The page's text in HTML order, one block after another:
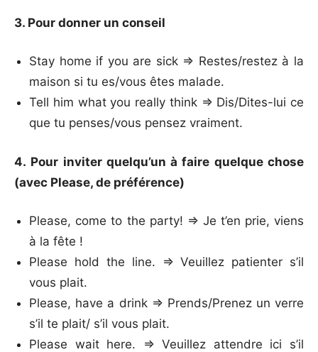
3. Pour donner un conseil
Stay home if you are sick => Restes/restez à la
maison si tu es/vous êtes malade.
Tell him what you really think => Dis/Dites-lui ce
que tu penses/vous pensez vraiment.
4. Pour inviter quelqu’un à faire quelque chose
(avec Please, de préférence)
Please, come to the party! => Je t’en prie, viens
à la fête !
Please hold the line. => Veuillez patienter s’il
vous plait.
Please, have a drink => Prends/Prenez un verre
s’il te plait/ s’il vous plait.
Please wait here. => Veuillez attendre ici s’il